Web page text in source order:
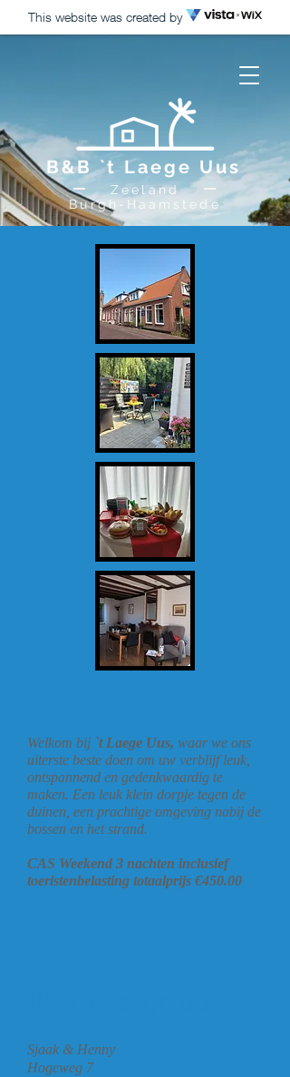
This website was created by
B&B `t Laege Uus
Zeeland
Burgh-Haamstede
Welkom bij `t Laege Uus, waar we ons
uiterste beste doen om uw verblijf leuk,
ontspannend en gedenkwaardig te
maken. Een leuk klein dorpje tegen de
duinen, een prachtige omgeving nabij de
bossen en het strand.
CAS Weekend 3 nachten inclusief
toeristenbelasting totaalprijs €450.00
Sjaak & Henny
Hogeweg 7